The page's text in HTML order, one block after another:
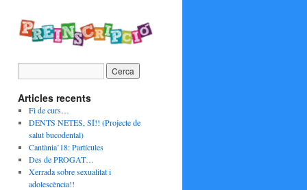
Articles recents
Fi de curs…
DENTS NETES, SÍ!! (Projecte de
salut bucodental)
Cantània’18: Partícules
Des de PROGAT…
Xerrada sobre sexualitat i
adolescència!!